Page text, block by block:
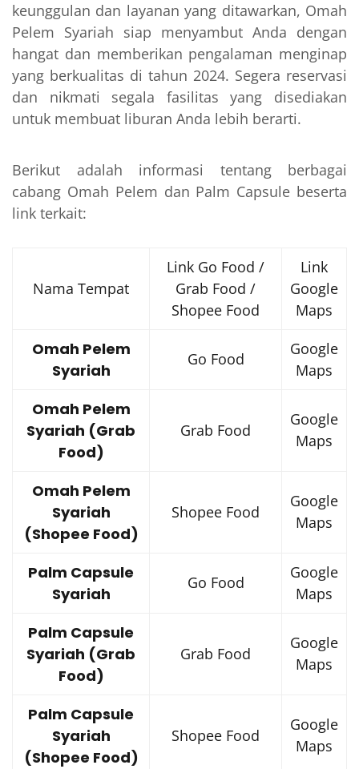
keunggulan dan layanan yang ditawarkan, Omah
Pelem Syariah siap menyambut Anda dengan
hangat dan memberikan pengalaman menginap
yang berkualitas di tahun 2024. Segera reservasi
dan nikmati segala fasilitas yang disediakan
untuk membuat liburan Anda lebih berarti.
Berikut adalah informasi tentang berbagai
cabang Omah Pelem dan Palm Capsule beserta
link terkait:
Nama Tempat
Link Go Food /
Grab Food /
Shopee Food
Link
Google
Maps
Omah Pelem
Syariah
Go Food
Google
Maps
Omah Pelem
Syariah (Grab
Food)
Grab Food
Google
Maps
Omah Pelem
Syariah
(Shopee Food)
Shopee Food
Google
Maps
Palm Capsule
Syariah
Go Food
Google
Maps
Palm Capsule
Syariah (Grab
Food)
Grab Food
Google
Maps
Palm Capsule
Syariah
(Shopee Food)
Shopee Food
Google
Maps